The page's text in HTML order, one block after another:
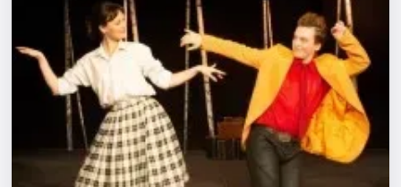
Города
Площадки
Артисты
Рейтинги